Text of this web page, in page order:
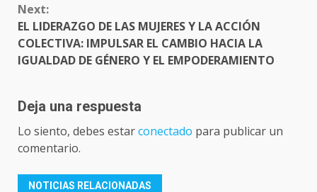
Next:
EL LIDERAZGO DE LAS MUJERES Y LA ACCIÓN
COLECTIVA: IMPULSAR EL CAMBIO HACIA LA
IGUALDAD DE GÉNERO Y EL EMPODERAMIENTO
Deja una respuesta
Lo siento, debes estarconectado para publicar un
comentario.
NOTICIAS RELACIONADAS